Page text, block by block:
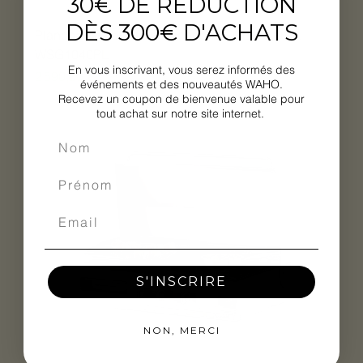
Plancha gaz et 2 feux Lacanche OPEN'COOK
2 590,00 €
DÈS 300€ D'ACHATS
En vous inscrivant, vous serez informés des
événements et des nouveautés WAHO.
Recevez un coupon de bienvenue valable pour
tout achat sur notre site internet.
S'INSCRIRE
NON, MERCI